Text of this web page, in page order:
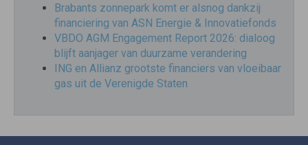
Brabants zonnepark komt er alsnog dankzij
financiering van ASN Energie & Innovatiefonds
VBDO AGM Engagement Report 2026: dialoog
blijft aanjager van duurzame verandering
ING en Allianz grootste financiers van vloeibaar
gas uit de Verenigde Staten